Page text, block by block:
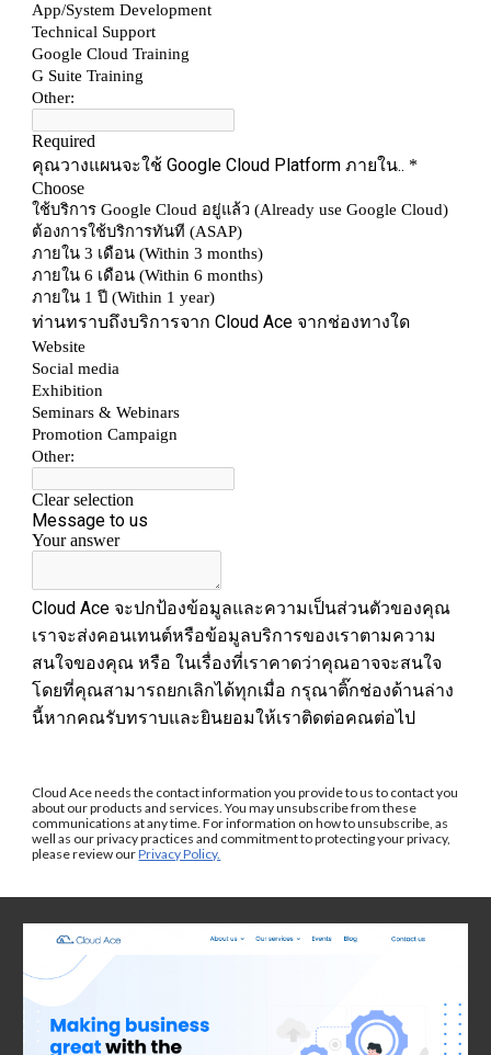
Cloud Ace needs the contact information you provide to us to contact you
about our products and services. You may unsubscribe from these
communications at any time. For information on how to unsubscribe, as
well as our privacy practices and commitment to protecting your privacy,
please review our Privacy Policy.